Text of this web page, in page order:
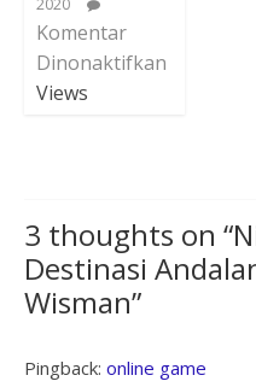
2020
Komentar
Dinonaktifkan
Views
3 thoughts on “
Destinasi
Wisman”
Pingback: online game